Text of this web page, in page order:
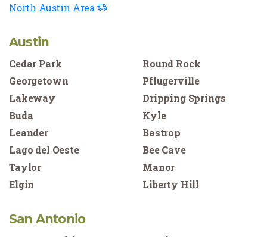
North Austin Area
Austin
Cedar Park
Round Rock
Georgetown
Pflugerville
Lakeway
Dripping Springs
Buda
Kyle
Leander
Bastrop
Lago del Oeste
Bee Cave
Taylor
Manor
Elgin
Liberty Hill
San Antonio